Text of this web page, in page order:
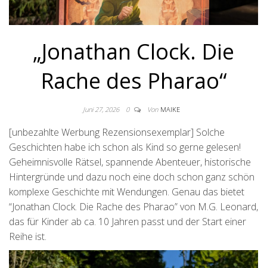
„Jonathan Clock. Die
Rache des Pharao“
Juni 27, 2026 0 Von MAIKE
[unbezahlte Werbung Rezensionsexemplar] Solche
Geschichten habe ich schon als Kind so gerne gelesen!
Geheimnisvolle Rätsel, spannende Abenteuer, historische
Hintergründe und dazu noch eine doch schon ganz schön
komplexe Geschichte mit Wendungen. Genau das bietet
“Jonathan Clock. Die Rache des Pharao” von M.G. Leonard,
das für Kinder ab ca. 10 Jahren passt und der Start einer
Reihe ist.